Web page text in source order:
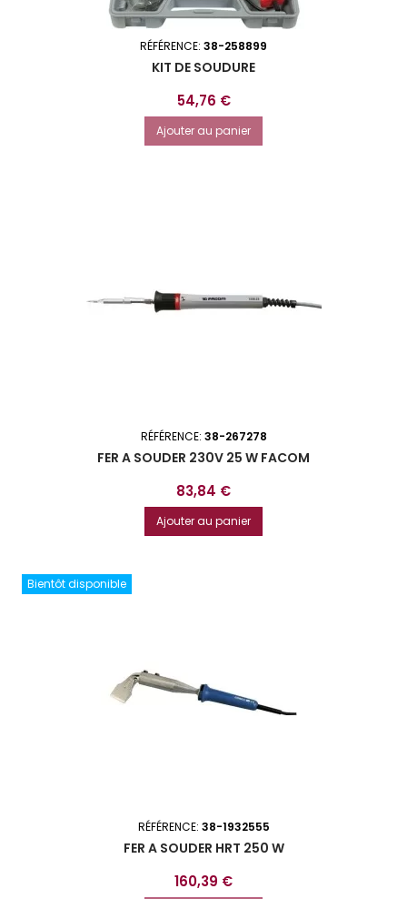
RÉFÉRENCE: 38-258899
KIT DE SOUDURE
Prix
54,76 €
Ajouter au panier
RÉFÉRENCE: 38-267278
FER A SOUDER 230V 25 W FACOM
Prix
83,84 €
Ajouter au panier
Bientôt disponible
RÉFÉRENCE: 38-1932555
FER A SOUDER HRT 250 W
Prix
160,39 €